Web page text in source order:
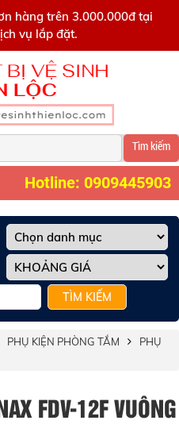
hàng trên 3.000.000đ tại
vụ lắp đặt.
Tìm kiếm
Hotline: 0909445903
TÌM KIẾM
PHỤ KIỆN PHÒNG TẮM
PHỤ
FDV-12F VUÔNG